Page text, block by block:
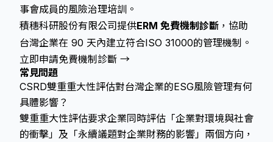
事會成員的風險治理培訓。
積穗科研股份有限公司提供ERM 免費機制診斷 ，協助
台灣企業在 90 天內建立符合ISO 31000的管理機制。
立即申請免費機制診斷 →
常見問題
CSRD雙重重大性評估對台灣企業的ESG風險管理有何
具體影響？
雙重重大性評估要求企業同時評估「企業對環境與社會
的衝擊」及「永續議題對企業財務的影響」兩個方向，